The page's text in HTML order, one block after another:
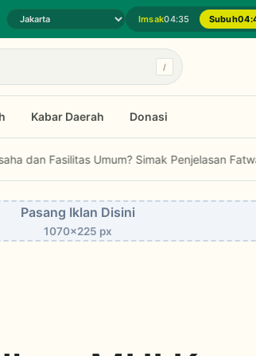
Pilih daerah jadwal sholat Imsak04:35 Subuh
/
Kabar Daerah Donasi
Umum? Simak Penjelasan Fatwa MUI...
Pasang Iklan Disini
1070x225 px